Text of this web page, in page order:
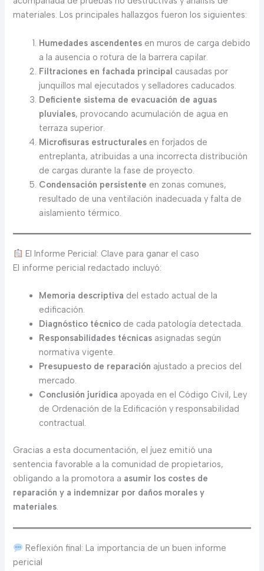
materiales. Los principales hallazgos fueron los siguientes:
Humedades ascendentes en muros de carga debido
a la ausencia o rotura de la barrera capilar.
Filtraciones en fachada principal causadas por
junquillos mal ejecutados y selladores caducados.
Deficiente sistema de evacuación de aguas
pluviales, provocando acumulación de agua en
terraza superior.
Microfisuras estructurales en forjados de
entreplanta, atribuidas a una incorrecta distribución
de cargas durante la fase de proyecto.
Condensación persistente en zonas comunes,
resultado de una ventilación inadecuada y falta de
aislamiento térmico.
El Informe Pericial: Clave para ganar el caso
El informe pericial redactado incluyó:
Memoria descriptiva del estado actual de la
edificación.
Diagnóstico técnico de cada patología detectada.
Responsabilidades técnicas asignadas según
normativa vigente.
Presupuesto de reparación ajustado a precios del
mercado.
Conclusión jurídica apoyada en el Código Civil, Ley
de Ordenación de la Edificación y responsabilidad
contractual.
Gracias a esta documentación, el juez emitió una
sentencia favorable a la comunidad de propietarios,
obligando a la promotora a asumir los costes de
reparación y a indemnizar por daños morales y
materiales.
Reflexión final: La importancia de un buen informe
pericial